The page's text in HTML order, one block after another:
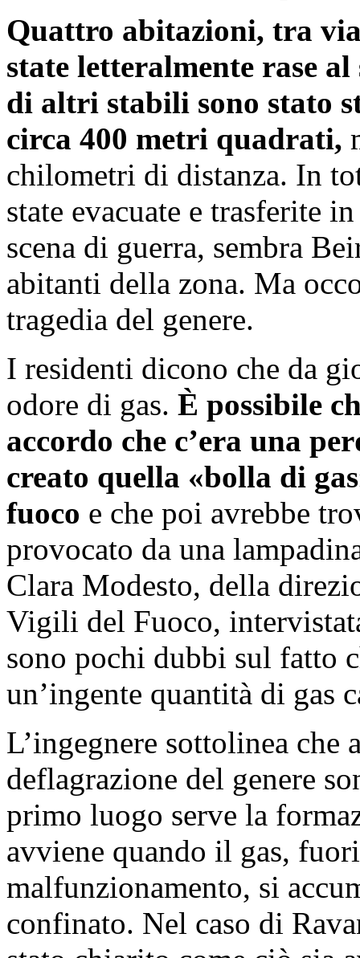
Quattro abitazioni, tra
state letteralmente rase al
di altri stabili sono stato
circa 400 metri quadrati,
chilometri di distanza. In
state evacuate e trasferite
scena di guerra, sembra
abitanti della zona. Ma
tragedia del genere.
I residenti dicono che da
odore di gas. È possibile
accordo che c’era una
creato quella «bolla di
fuoco e che poi avrebbe
provocato da una
Clara Modesto, della
Vigili del Fuoco,
sono pochi dubbi sul fatto
un’ingente quantità di gas
L’ingegnere sottolinea
deflagrazione del genere
primo luogo serve la
avviene quando il gas,
malfunzionamento, si
confinato. Nel caso di